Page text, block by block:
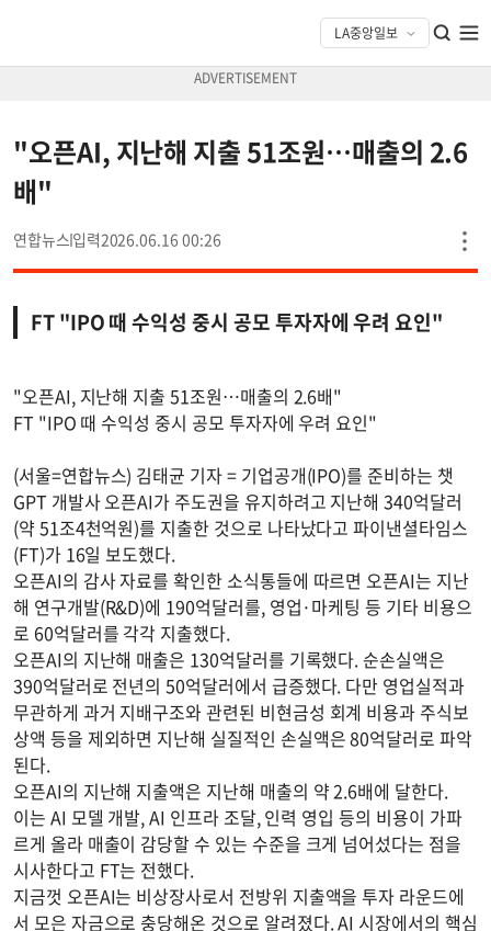
"오픈AI, 지난해 지출 51조원…매출의 2.6
배"
연합뉴스 2026.06.16 00:26
FT "IPO 때 수익성 중시 공모 투자자에 우려 요인"
"오픈AI, 지난해 지출 51조원…매출의 2.6배"
FT "IPO 때 수익성 중시 공모 투자자에 우려 요인"
(서울=연합뉴스) 김태균 기자 = 기업공개(IPO)를 준비하는 챗
GPT 개발사 오픈AI가 주도권을 유지하려고 지난해 340억달러
(약 51조4천억원)를 지출한 것으로 나타났다고 파이낸셜타임스
(FT)가 16일 보도했다.
오픈AI의 감사 자료를 확인한 소식통들에 따르면 오픈AI는 지난
해 연구개발(R&D)에 190억달러를, 영업·마케팅 등 기타 비용으
로 60억달러를 각각 지출했다.
오픈AI의 지난해 매출은 130억달러를 기록했다. 순손실액은
390억달러로 전년의 50억달러에서 급증했다. 다만 영업실적과
무관하게 과거 지배구조와 관련된 비현금성 회계 비용과 주식보
상액 등을 제외하면 지난해 실질적인 손실액은 80억달러로 파악
된다.
오픈AI의 지난해 지출액은 지난해 매출의 약 2.6배에 달한다.
이는 AI 모델 개발, AI 인프라 조달, 인력 영입 등의 비용이 가파
르게 올라 매출이 감당할 수 있는 수준을 크게 넘어섰다는 점을
시사한다고 FT는 전했다.
지금껏 오픈AI는 비상장사로서 전방위 지출액을 투자 라운드에
서 모은 자금으로 충당해온 것으로 알려졌다. AI 시장에서의 핵심